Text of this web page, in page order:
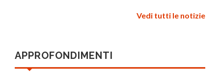
Vedi tutti le notizie
APPROFONDIMENTI